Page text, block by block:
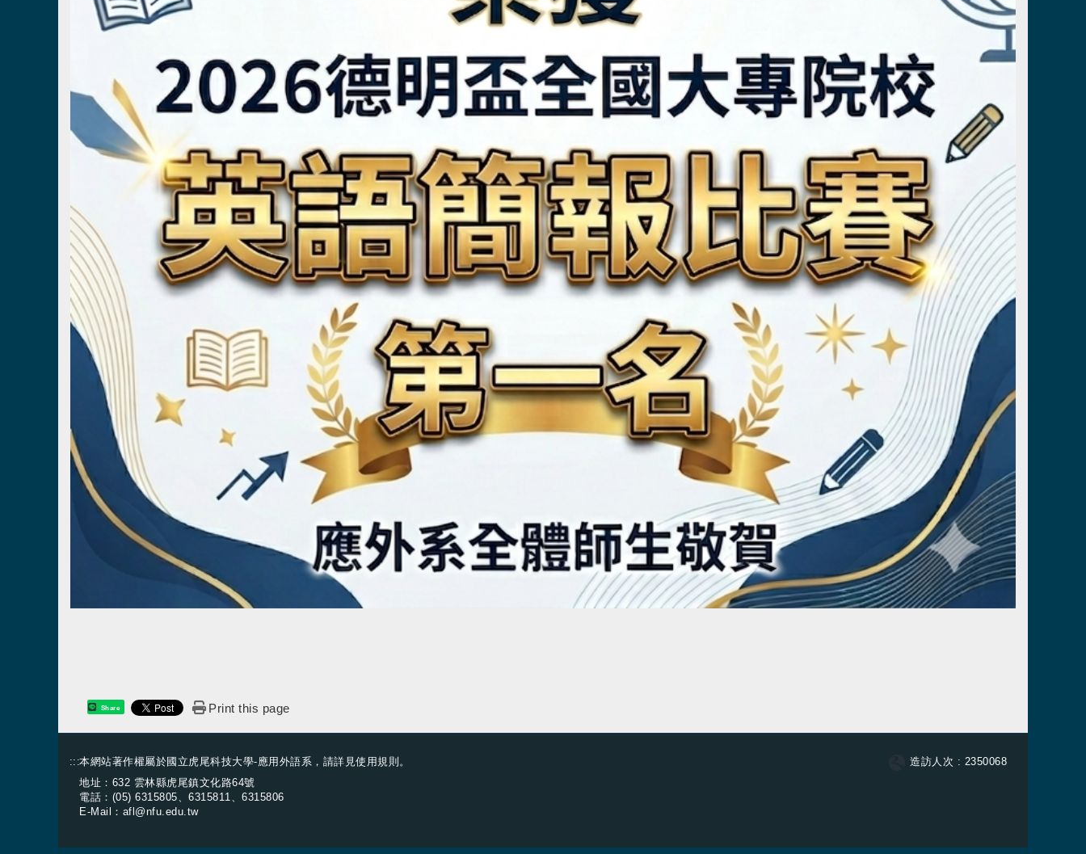
Share Print this page
:::本網站著作權屬於國立虎尾科技大學-應用外語系，請詳見使用規則 。
地址：632 雲林縣虎尾鎮文化路64號
電話：(05) 6315805、6315811、6315806
E-Mail： afl@nfu.edu.tw
連結
造訪人次 : 2350068